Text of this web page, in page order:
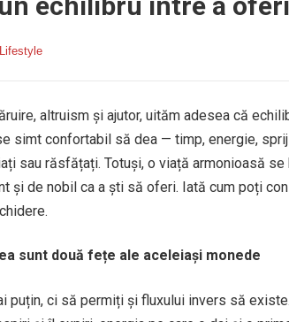
Lifestyle
altruism și ajutor, uităm adesea că
simt confortabil să dea — timp, energie,
sau răsfățați. Totuși, o viață armonioasă
și de nobil ca a ști să oferi. Iată cum poți
sunt două fețe ale aceleiași monede
puțin, ci să permiți și fluxului invers să